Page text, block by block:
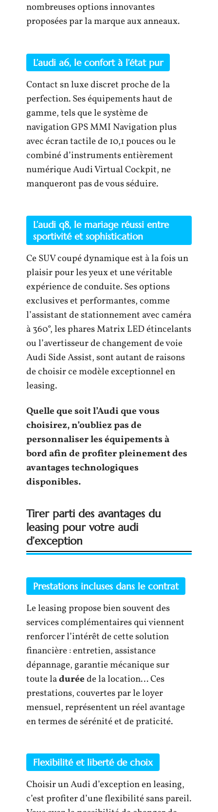
nombreuses options innovantes
proposées par la marque aux anneaux.
L’audi a6, le confort à l’état pur
Contact sn luxe discret proche de la
perfection. Ses équipements haut de
gamme, tels que le système de
navigation GPS MMI Navigation plus
avec écran tactile de 10,1 pouces ou le
combiné d’instruments entièrement
numérique Audi Virtual Cockpit, ne
manqueront pas de vous séduire.
L’audi q8, le mariage réussi entre
sportivité et sophistication
Ce SUV coupé dynamique est à la fois un
plaisir pour les yeux et une véritable
expérience de conduite. Ses options
exclusives et performantes, comme
l’assistant de stationnement avec caméra
à 360°, les phares Matrix LED étincelants
ou l’avertisseur de changement de voie
Audi Side Assist, sont autant de raisons
de choisir ce modèle exceptionnel en
leasing.
Quelle que soit l’Audi que vous
choisirez, n’oubliez pas de
personnaliser les équipements à
bord afin de profiter pleinement des
avantages technologiques
disponibles.
Tirer parti des avantages du
leasing pour votre audi
d’exception
Prestations incluses dans le contrat
Le leasing propose bien souvent des
services complémentaires qui viennent
renforcer l’intérêt de cette solution
financière : entretien, assistance
dépannage, garantie mécanique sur
toute laduréede la location… Ces
prestations, couvertes par le loyer
mensuel, représentent un réel avantage
en termes de sérénité et de praticité.
Flexibilité et liberté de choix
Choisir un Audi d’exception en leasing,
c’est profiter d’une flexibilité sans pareil.